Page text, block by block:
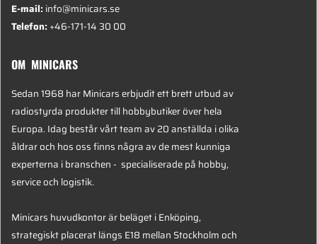
E-mail:info@minicars.se
Telefon:+46-171-14 30 00
OM MINICARS
Sedan 1968 har Minicars erbjudit ett brett utbud av
radiostyrda produkter till hobbybutiker över hela
Europa. Idag består vårt team av 20 anställda i olika
åldrar och hos oss finns några av de mest kunniga
experterna i branschen - specialiserade på hobby,
service och logistik.
Minicars huvudkontor är beläget i Enköping,
strategiskt placerat längs E18 mellan Stockholm och